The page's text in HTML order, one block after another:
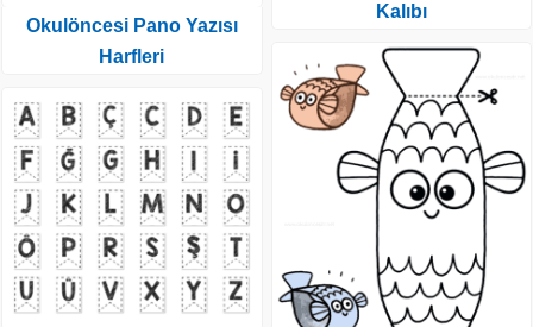
Okulöncesi Pano Yazısı
Harfleri
Kalıbı